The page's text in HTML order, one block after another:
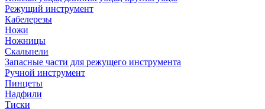
Режущий инструмент
Кабелерезы
Ножи
Ножницы
Скальпели
Запасные части для режущего инструмента
Ручной инструмент
Пинцеты
Надфили
Тиски